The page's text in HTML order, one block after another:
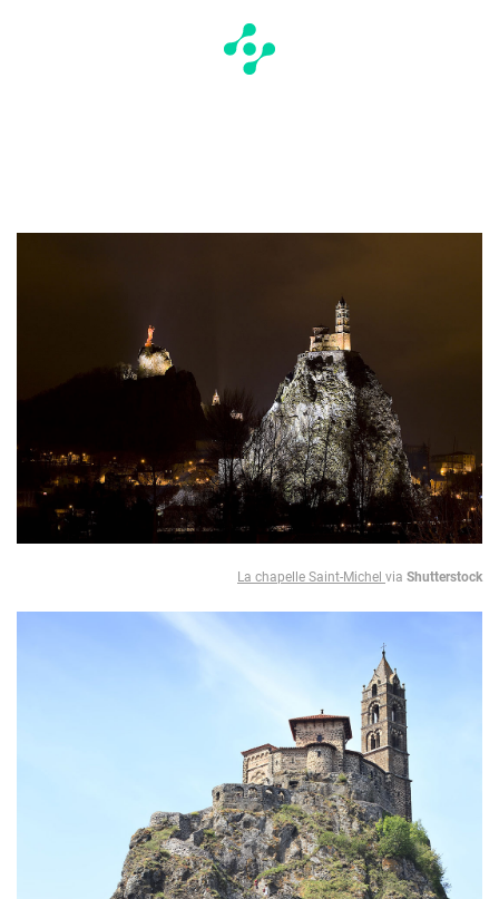
La chapelle Saint-Michel via Shutterstock